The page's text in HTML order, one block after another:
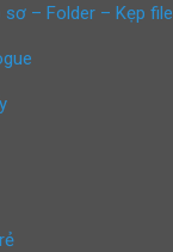
sơ – Folder – Kẹp file